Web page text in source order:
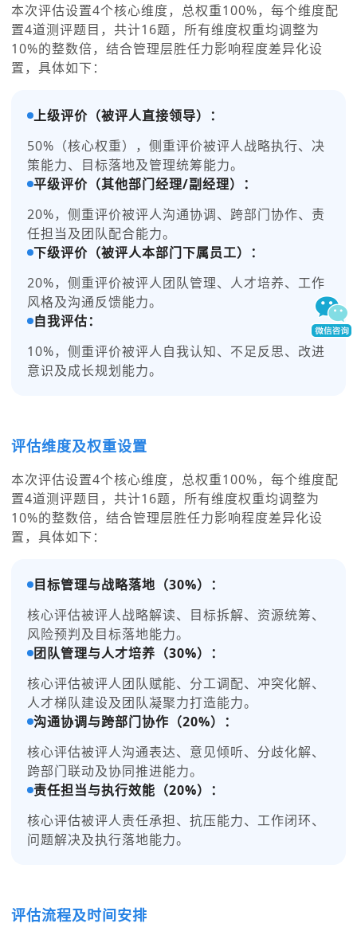
本次评估设置4个核心维度，总权重100%，每个维度配
置4道测评题目，共计16题，所有维度权重均调整为
10%的整数倍，结合管理层胜任力影响程度差异化设
置，具体如下：
上级评价（被评人直接领导）：
50%（核心权重），侧重评价被评人战略执行、决
策能力、目标落地及管理统筹能力。
平级评价（其他部门经理/副经理）：
20%，侧重评价被评人沟通协调、跨部门协作、责
任担当及团队配合能力。
下级评价（被评人本部门下属员工）：
20%，侧重评价被评人团队管理、人才培养、工作
风格及沟通反馈能力。
自我评估：
10%，侧重评价被评人自我认知、不足反思、改进
意识及成长规划能力。
评估维度及权重设置
本次评估设置4个核心维度，总权重100%，每个维度配
置4道测评题目，共计16题，所有维度权重均调整为
10%的整数倍，结合管理层胜任力影响程度差异化设
置，具体如下：
目标管理与战略落地（30%）：
核心评估被评人战略解读、目标拆解、资源统筹、
风险预判及目标落地能力。
团队管理与人才培养（30%）：
核心评估被评人团队赋能、分工调配、冲突化解、
人才梯队建设及团队凝聚力打造能力。
沟通协调与跨部门协作（20%）：
核心评估被评人沟通表达、意见倾听、分歧化解、
跨部门联动及协同推进能力。
责任担当与执行效能（20%）：
核心评估被评人责任承担、抗压能力、工作闭环、
问题解决及执行落地能力。
评估流程及时间安排